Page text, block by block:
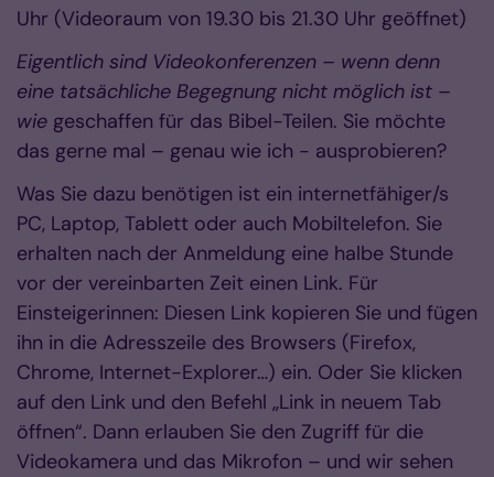
Uhr (Videoraum von 19.30 bis 21.30 Uhr geöffnet)
Eigentlich sind Videokonferenzen – wenn denn
eine tatsächliche Begegnung nicht möglich ist –
wie geschaffen für das Bibel-Teilen. Sie möchte
das gerne mal – genau wie ich - ausprobieren?
Was Sie dazu benötigen ist ein internetfähiger/s
PC, Laptop, Tablett oder auch Mobiltelefon. Sie
erhalten nach der Anmeldung eine halbe Stunde
vor der vereinbarten Zeit einen Link. Für
Einsteigerinnen: Diesen Link kopieren Sie und fügen
ihn in die Adresszeile des Browsers (Firefox,
Chrome, Internet-Explorer…) ein. Oder Sie klicken
auf den Link und den Befehl „Link in neuem Tab
öffnen“. Dann erlauben Sie den Zugriff für die
Videokamera und das Mikrofon – und wir sehen